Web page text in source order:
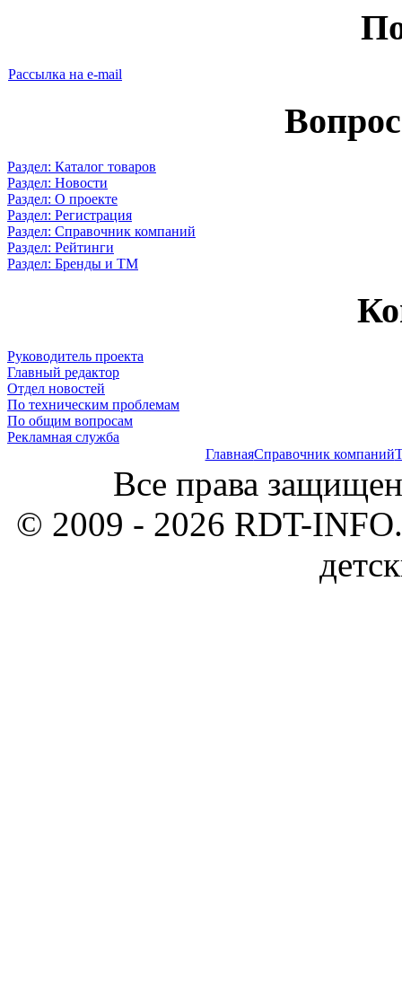
Рассылка на e-mail
Раздел: Каталог товаров
Раздел: Новости
Раздел: О проекте
Раздел: Регистрация
Раздел: Справочник компаний
Раздел: Рейтинги
Раздел: Бренды и ТМ
Руководитель проекта
Главный редактор
Отдел новостей
По техническим проблемам
По общим вопросам
Рекламная служба
ГлавнаяСправочник компаний
Все права
© 2009 - 2026 RDT-